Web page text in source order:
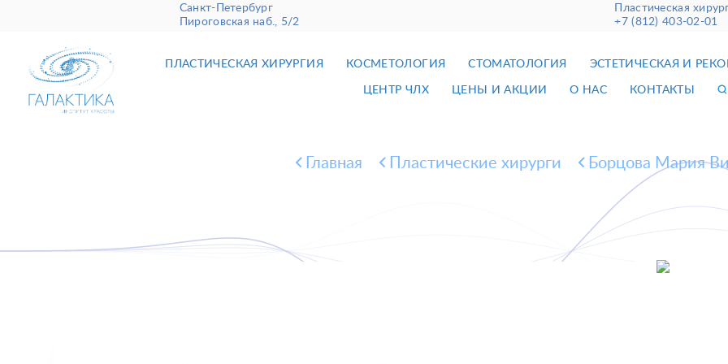
Санкт-Петербург
Пироговская наб., 5/2
Пластическая
+7 (812) 403-02-01
ПЛАСТИЧЕСКАЯ ХИРУРГИЯ КОСМЕТОЛОГИЯ СТОМАТОЛОГИЯ ЭСТЕТИЧЕСКАЯ И
ЦЕНТР ЧЛХ ЦЕНЫ И АКЦИИ О НАС КОНТАКТЫ
Главная Пластические хирурги Борцова Мария